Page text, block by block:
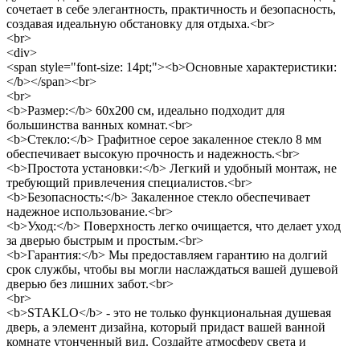
сочетает в себе элегантность, практичность и безопасность,
создавая идеальную обстановку для отдыха.<br>
<br>
<div>
<span style="font-size: 14pt;"><b>Основные характеристики:
</b></span><br>
<br>
<b>Размер:</b> 60x200 см, идеально подходит для
большинства ванных комнат.<br>
<b>Стекло:</b> Графитное серое закаленное стекло 8 мм
обеспечивает высокую прочность и надежность.<br>
<b>Простота установки:</b> Легкий и удобный монтаж, не
требующий привлечения специалистов.<br>
<b>Безопасность:</b> Закаленное стекло обеспечивает
надежное использование.<br>
<b>Уход:</b> Поверхность легко очищается, что делает уход
за дверью быстрым и простым.<br>
<b>Гарантия:</b> Мы предоставляем гарантию на долгий
срок службы, чтобы вы могли наслаждаться вашей душевой
дверью без лишних забот.<br>
<br>
<b>STAKLO</b> - это не только функциональная душевая
дверь, а элемент дизайна, который придаст вашей ванной
комнате утонченный вид. Создайте атмосферу света и